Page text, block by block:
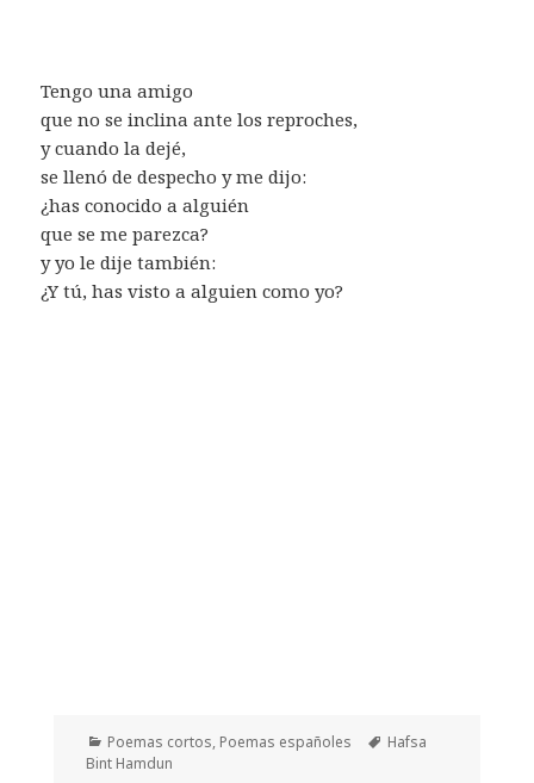
Tengo una amigo
que no se inclina ante los reproches,
y cuando la dejé,
se llenó de despecho y me dijo:
¿has conocido a alguién
que se me parezca?
y yo le dije también:
¿Y tú, has visto a alguien como yo?
Categorías
Poemas cortos, Poemas españoles Etiquetas
Hafsa
Bint Hamdun